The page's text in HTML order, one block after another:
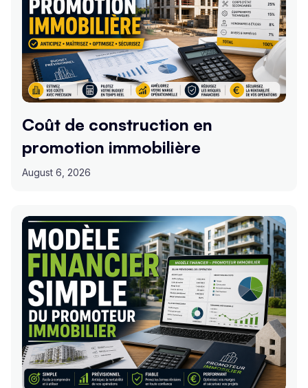
Coût de construction en
promotion immobilière
August 6, 2026